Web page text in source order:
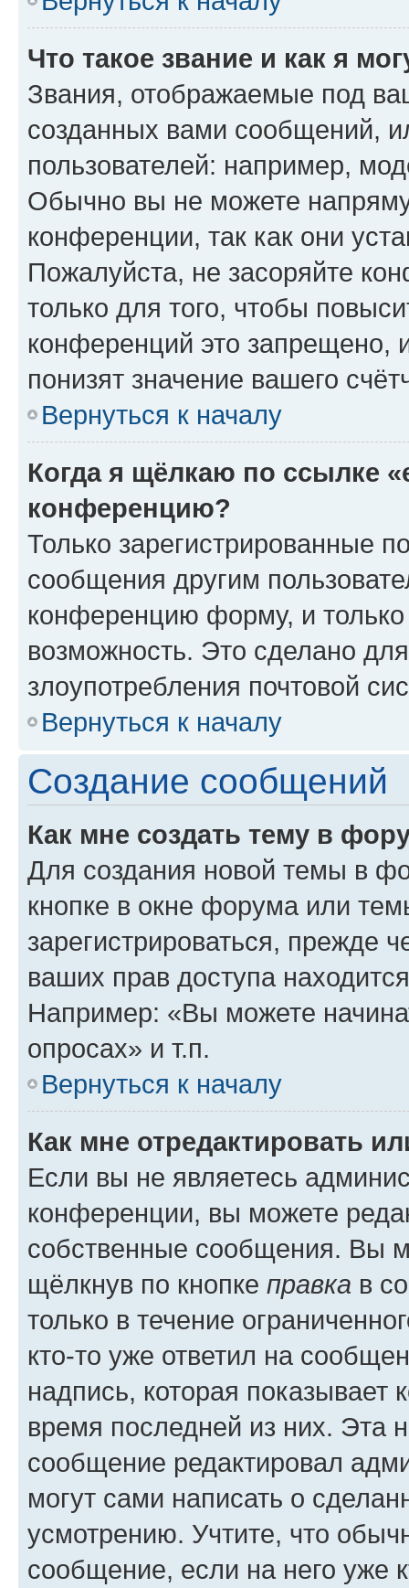
Что такое звание и как я
Звания, отображаемые под
созданных вами сообщений,
пользователей: например,
Обычно вы не можете
конференции, так как они
Пожалуйста, не засоряйте
только для того, чтобы
конференций это запрещено,
понизят значение вашего
Вернуться к началу
Когда я щёлкаю по ссылке
конференцию?
Только зарегистрированные
сообщения другим
конференцию форму, и
возможность. Это сделано
злоупотребления почтовой
Вернуться к началу
Создание сообщений
Как мне создать тему в
Для создания новой темы в
кнопке в окне форума или
зарегистрироваться, прежде
ваших прав доступа
Например: «Вы можете
опросах» и т.п.
Вернуться к началу
Как мне отредактировать
Если вы не являетесь
конференции, вы можете
собственные сообщения. Вы
щёлкнув по кнопке правка в
только в течение
кто-то уже ответил на
надпись, которая показывает
время последней из них. Эта
сообщение редактировал
могут сами написать о
усмотрению. Учтите, что
сообщение, если на него уже